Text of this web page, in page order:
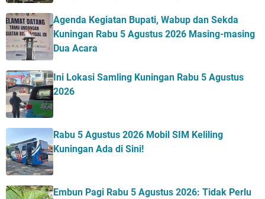
Agenda Kegiatan Bupati, Wabup dan Sekda
Kuningan Rabu 5 Agustus 2026 Masing-masing
Dua Acara
Ini Lokasi Samling Kuningan Rabu 5 Agustus
2026
Rabu 5 Agustus 2026 Mobil SIM Keliling
Kuningan Ada di Sini!
Embun Pagi Rabu 5 Agustus 2026: Tidak Perlu